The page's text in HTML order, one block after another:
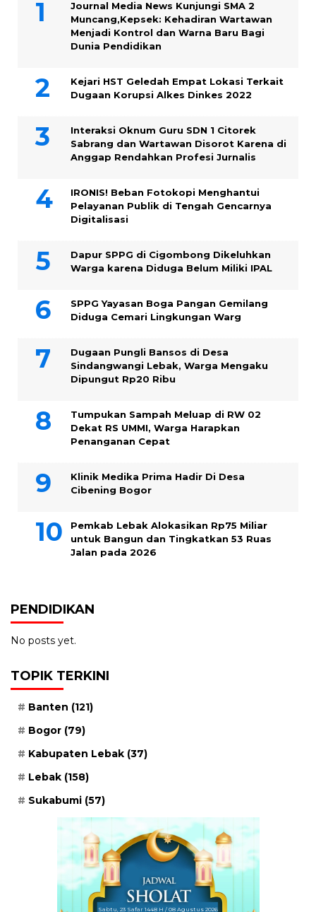
Journal Media News Kunjungi SMA 2
Muncang,Kepsek: Kehadiran Wartawan
Menjadi Kontrol dan Warna Baru Bagi
Dunia Pendidikan
Kejari HST Geledah Empat Lokasi Terkait
Dugaan Korupsi Alkes Dinkes 2022
Interaksi Oknum Guru SDN 1 Citorek
Sabrang dan Wartawan Disorot Karena di
Anggap Rendahkan Profesi Jurnalis
IRONIS! Beban Fotokopi Menghantui
Pelayanan Publik di Tengah Gencarnya
Digitalisasi
Dapur SPPG di Cigombong Dikeluhkan
Warga karena Diduga Belum Miliki IPAL
SPPG Yayasan Boga Pangan Gemilang
Diduga Cemari Lingkungan Warg
Dugaan Pungli Bansos di Desa
Sindangwangi Lebak, Warga Mengaku
Dipungut Rp20 Ribu
Tumpukan Sampah Meluap di RW 02
Dekat RS UMMI, Warga Harapkan
Penanganan Cepat
Klinik Medika Prima Hadir Di Desa
Cibening Bogor
Pemkab Lebak Alokasikan Rp75 Miliar
untuk Bangun dan Tingkatkan 53 Ruas
Jalan pada 2026
PENDIDIKAN
No posts yet.
TOPIK TERKINI
Banten (121)
Bogor (79)
Kabupaten Lebak (37)
Lebak (158)
Sukabumi (57)
Sabtu, 23 Safar 1448 H / 08 Agustus 2026